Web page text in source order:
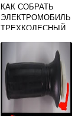
КАК СОБРАТЬ
ЭЛЕКТРОМОБИЛЬ
ТРЕХКОЛЕСНЫЙ